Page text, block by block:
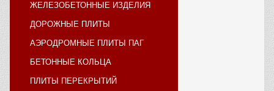
ЖЕЛЕЗОБЕТОННЫЕ ИЗДЕЛИЯ
ДОРОЖНЫЕ ПЛИТЫ
АЭРОДРОМНЫЕ ПЛИТЫ ПАГ
БЕТОННЫЕ КОЛЬЦА
ПЛИТЫ ПЕРЕКРЫТИЙ